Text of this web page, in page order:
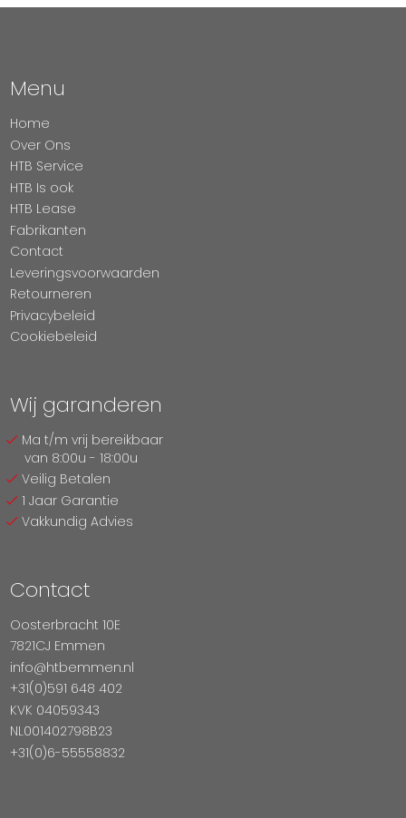
Menu
Home
Over Ons
HTB Service
HTB Is ook
HTB Lease
Fabrikanten
Contact
Leveringsvoorwaarden
Retourneren
Privacybeleid
Cookiebeleid
Wij garanderen
Ma t/m vrij bereikbaar
van 8:00u - 18:00u
Veilig Betalen
1 Jaar Garantie
Vakkundig Advies
Contact
Oosterbracht 10E
7821CJ Emmen
info@htbemmen.nl
+31(0)591 648 402
KVK 04059343
NL001402798B23
+31(0)6-55558832